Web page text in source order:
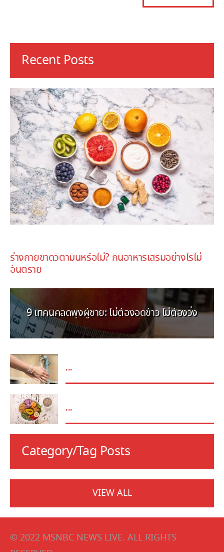
Recent Posts
ร่างกายขาดวิตามินหรือไม่? กินอาหารเสริมอย่างไรไม่
อันตราย
9 เทคนิคลดพุงผู้ชาย: ไม่ต้องอดข้าว ไม่ต้องวิ่ง
...
...
Category/Tag Posts
VIEW ALL
© 2022 MSNBC NEWS LIVE. ALL RIGHTS